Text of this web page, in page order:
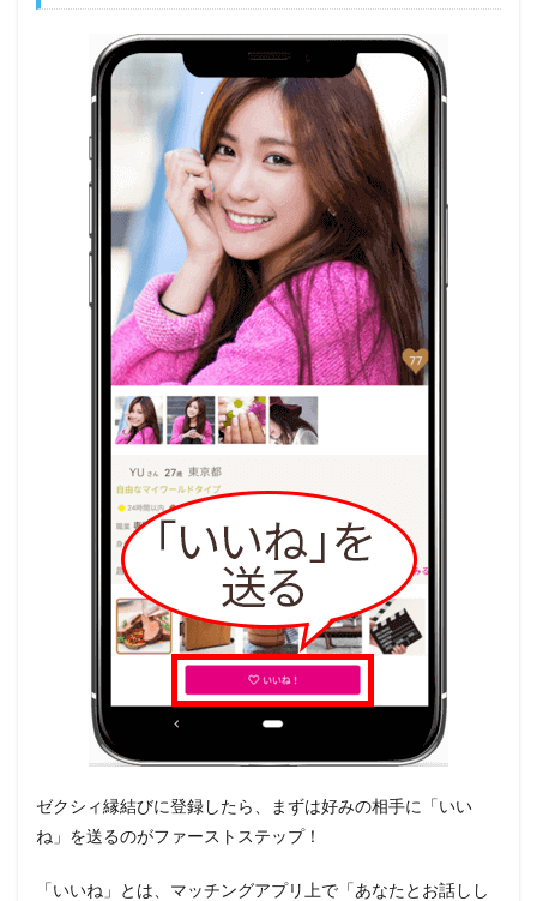
ゼクシィ縁結びに登録したら、まずは好みの相手に「いい
ね」を送るのがファーストステップ！
「いいね」とは、マッチングアプリ上で「あなたとお話しし